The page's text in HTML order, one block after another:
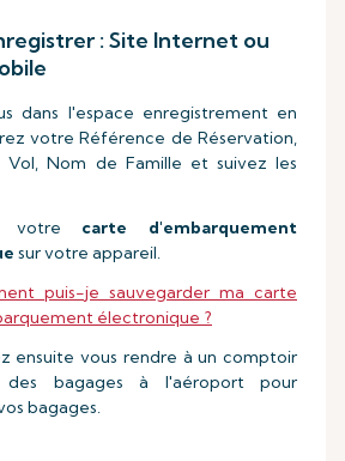
: Site Internet ou
dans l'espace enregistrement en
votre Référence de Réservation,
Vol, Nom de Famille et suivez les
votre carte d'embarquement
sur votre appareil.
puis-je sauvegarder ma carte
électronique ?
ensuite vous rendre à un comptoir
bagages à l'aéroport pour
bagages.